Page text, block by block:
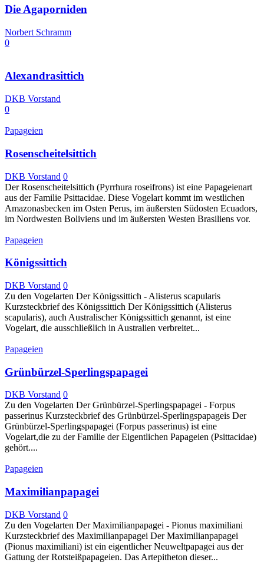
Die Agaporniden
Norbert Schramm
0
Alexandrasittich
DKB Vorstand
0
Papageien
Rosenscheitelsittich
DKB Vorstand 0
Der Rosenscheitelsittich (Pyrrhura roseifrons) ist eine Papageienart
aus der Familie Psittacidae. Diese Vogelart kommt im westlichen
Amazonasbecken im Osten Perus, im äußersten Südosten Ecuadors,
im Nordwesten Boliviens und im äußersten Westen Brasiliens vor.
Papageien
Königssittich
DKB Vorstand 0
Zu den Vogelarten Der Königssittich - Alisterus scapularis
Kurzsteckbrief des Königssittich Der Königssittich (Alisterus
scapularis), auch Australischer Königssittich genannt, ist eine
Vogelart, die ausschließlich in Australien verbreitet...
Papageien
Grünbürzel-Sperlingspapagei
DKB Vorstand 0
Zu den Vogelarten Der Grünbürzel-Sperlingspapagei - Forpus
passerinus Kurzsteckbrief des Grünbürzel-Sperlingspapageis Der
Grünbürzel-Sperlingspapagei (Forpus passerinus) ist eine
Vogelart,die zu der Familie der Eigentlichen Papageien (Psittacidae)
gehört....
Papageien
Maximilianpapagei
DKB Vorstand 0
Zu den Vogelarten Der Maximilianpapagei - Pionus maximiliani
Kurzsteckbrief des Maximilianpapagei Der Maximilianpapagei
(Pionus maximiliani) ist ein eigentlicher Neuweltpapagei aus der
Gattung der Rotsteißpapageien. Das Artepitheton dieser...